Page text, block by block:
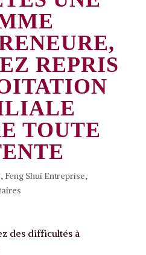
REPRIS
TOUTE
, Feng Shui Entreprise,
des difficultés à